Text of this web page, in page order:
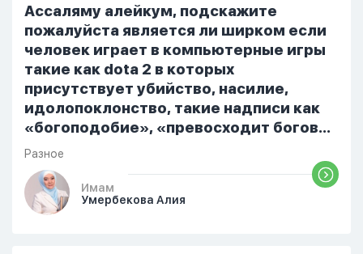
Ассаляму алейкум, подскажите
пожалуйста является ли ширком если
человек играет в компьютерные игры
такие как dota 2 в которых
присутствует убийство, насилие,
идолопоклонство, такие надписи как
«богоподобие», «превосходит богов»,
но при этом человек полностью
признает и соблюдает все столпы
Ислама и эта игра не мешает ему
выполнять ему его обязанности по
Разное
Имам
Умербекова Алия